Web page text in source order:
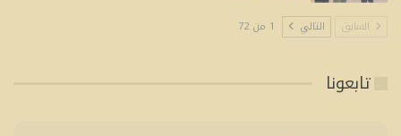
السابق التالي 1 من 72
تابعونا